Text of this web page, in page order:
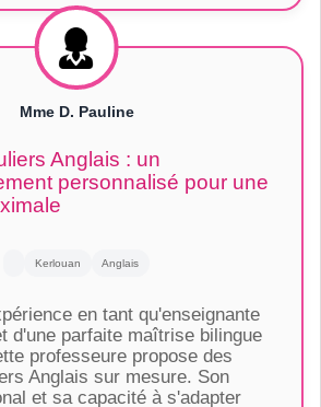
Mme D. Pauline
Anglais : un
personnalisé pour une
Kerlouan Anglais
en tant qu'enseignante
d'une parfaite maîtrise bilingue
professeure propose des
Anglais sur mesure. Son
et sa capacité à s'adapter